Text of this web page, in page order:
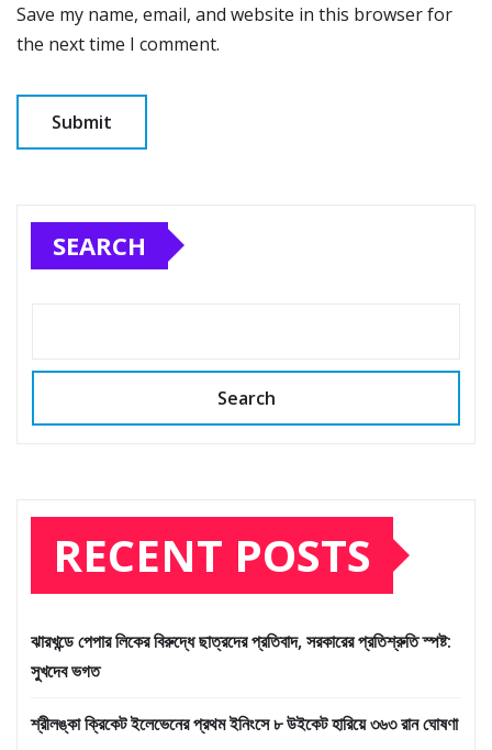
Save my name, email, and website in this browser for
the next time I comment.
SEARCH
Search
RECENT POSTS
ঝারখন্ডে পেপার লিকের বিরুদ্ধে ছাত্রদের প্রতিবাদ, সরকারের প্রতিশ্রুতি স্পষ্ট:
সুখদেব ভগত
শ্রীলঙ্কা ক্রিকেট ইলেভেনের প্রথম ইনিংসে ৮ উইকেট হারিয়ে ৩৬৩ রান ঘোষণা